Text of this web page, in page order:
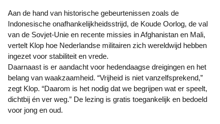
Aan de hand van historische gebeurtenissen zoals de
Indonesische onafhankelijkheidsstrijd, de Koude Oorlog, de val
van de Sovjet-Unie en recente missies in Afghanistan en Mali,
vertelt Klop hoe Nederlandse militairen zich wereldwijd hebben
ingezet voor stabiliteit en vrede.
Daarnaast is er aandacht voor hedendaagse dreigingen en het
belang van waakzaamheid. “Vrijheid is niet vanzelfsprekend,”
zegt Klop. “Daarom is het nodig dat we begrijpen wat er speelt,
dichtbij én ver weg.” De lezing is gratis toegankelijk en bedoeld
voor jong en oud.